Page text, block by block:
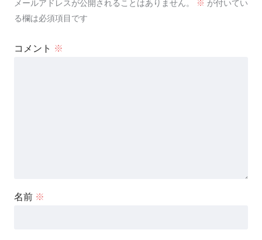
メールアドレスが公開されることはありません。 ※ が付いてい
る欄は必須項目です
コメント ※
名前 ※